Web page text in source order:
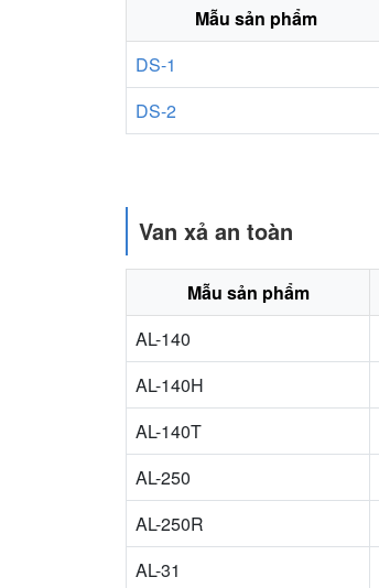
Mẫu sản phẩm
DS-1
DS-2
Van xả an toàn
Mẫu sản phẩm
AL-140
AL-140H
AL-140T
AL-250
AL-250R
AL-31